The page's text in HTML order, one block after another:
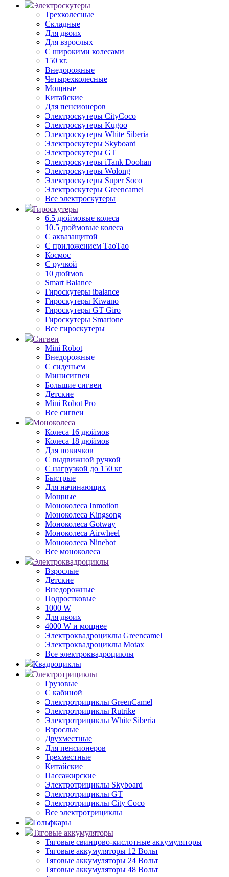
Электроскутеры
Трехколесные
Складные
Для двоих
Для взрослых
С широкими колесами
150 кг.
Внедорожные
Четырехколесные
Мощные
Китайские
Для пенсионеров
Электроскутеры CityCoco
Электроскутеры Kugoo
Электроскутеры White Siberia
Электроскутеры Skyboard
Электроскутеры GT
Электроскутеры iTank Doohan
Электроскутеры Wolong
Электроскутеры Super Soco
Электроскутеры Greencamel
Все электроскутеры
Гироскутеры
6.5 дюймовые колеса
10.5 дюймовые колеса
С аквазащитой
С приложением ТаоТао
Космос
С ручкой
10 дюймов
Smart Balance
Гироскутеры ibalance
Гироскутеры Kiwano
Гироскутеры GT Giro
Гироскутеры Smartone
Все гироскутеры
Сигвеи
Mini Robot
Внедорожные
С сиденьем
Минисигвеи
Большие сигвеи
Детские
Mini Robot Pro
Все сигвеи
Моноколеса
Колеса 16 дюймов
Колеса 18 дюймов
Для новичков
С выдвижной ручкой
С нагрузкой до 150 кг
Быстрые
Для начинающих
Мощные
Моноколеса Inmotion
Моноколеса Kingsong
Моноколеса Gotway
Моноколеса Airwheel
Моноколеса Ninebot
Все моноколеса
Электроквадроциклы
Взрослые
Детские
Внедорожные
Подростковые
1000 W
Для двоих
4000 W и мощнее
Электроквадроциклы Greencamel
Электроквадроциклы Motax
Все электроквадроциклы
Квадроциклы
Электротрициклы
Грузовые
С кабиной
Электротрициклы GreenCamel
Электротрициклы Rutrike
Электротрициклы White Siberia
Взрослые
Двухместные
Для пенсионеров
Трехместные
Китайские
Пассажирские
Электротрициклы Skyboard
Электротрициклы GT
Электротрициклы City Coco
Все электротрициклы
Гольфкары
Тяговые аккумуляторы
Тяговые свинцово-кислотные аккумуляторы
Тяговые аккумуляторы 12 Вольт
Тяговые аккумуляторы 24 Вольт
Тяговые аккумуляторы 48 Вольт